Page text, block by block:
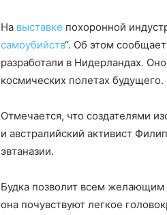
На выставке похоронной
самоубийств“. Об этом
разработали в Нидерландах.
космических полетах будущего.
Отмечается, что создателями
и австралийский активист
эвтаназии.
Будка позволит всем желающим
она почувствуют легкое